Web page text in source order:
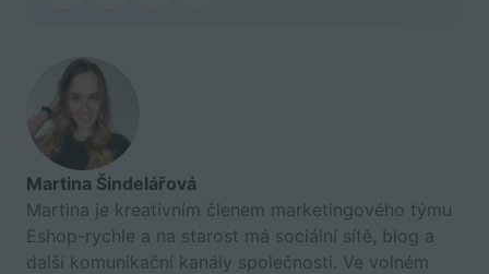
Martina Šindelářová
Martina je kreativním členem marketingového týmu
Eshop-rychle a na starost má sociální sítě, blog a
další komunikační kanály společnosti. Ve volném